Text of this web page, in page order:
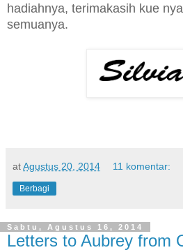
hadiahnya, terimakasih kue
semuanya.
atAgustus 20, 2014 11 komentar:
Berbagi
Sabtu, Agustus 16, 2014
Letters to Aubrey from